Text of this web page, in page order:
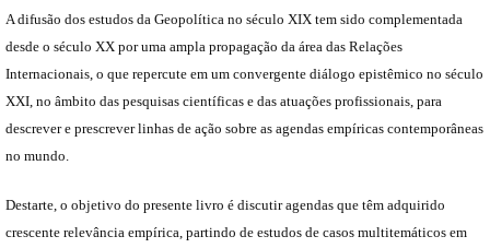
A difusão dos estudos da Geopolítica no século XIX tem sido complementada
desde o século XX por uma ampla propagação da área das Relações
Internacionais, o que repercute em um convergente diálogo epistêmico no século
XXI, no âmbito das pesquisas científicas e das atuações profissionais, para
descrever e prescrever linhas de ação sobre as agendas empíricas contemporâneas
no mundo.
Destarte, o objetivo do presente livro é discutir agendas que têm adquirido
crescente relevância empírica, partindo de estudos de casos multitemáticos em